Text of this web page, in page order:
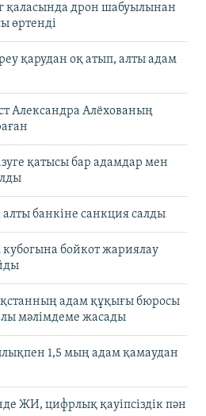
қаласында дрон шабуылынан
өртенді
қарудан оқ атып, алты адам
Александра Алёхованың
қатысы бар адамдар мен
банкіне санкция салды
бойкот жариялау
адам құқығы бюросы
мәлімдеме жасады
1,5 мың адам қамаудан
ЖИ, цифрлық қауіпсіздік пән